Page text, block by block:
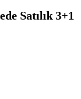
Satılık 3+1